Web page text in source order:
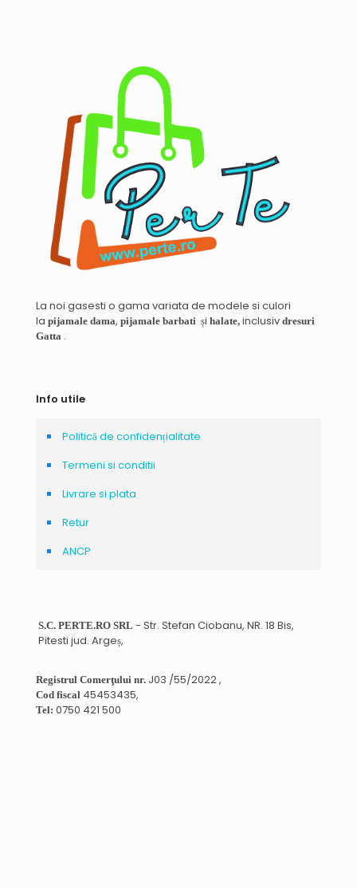
La noi gasesti o gama variata de modele si culori
la pijamale dama, pijamale barbati și halate, inclusiv dresuri
Gatta .
Info utile
Politică de confidențialitate
Termeni si conditii
Livrare si plata
Retur
ANCP
S.C. PERTE.RO SRL - Str. Stefan Ciobanu, NR. 18 Bis,
Pitesti jud. Argeș,
Registrul Comerţului nr. J03 /55/2022 ,
Cod fiscal 45453435,
Tel: 0750 421 500